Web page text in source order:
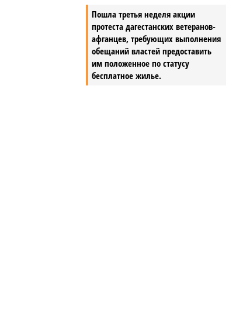
Пошла третья неделя акции
протеста дагестанских ветеранов-
афганцев, требующих выполнения
обещаний властей предоставить
им положенное по статусу
бесплатное жилье.